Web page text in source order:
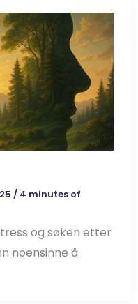
/ 4 minutes of
og søken etter
noensinne å